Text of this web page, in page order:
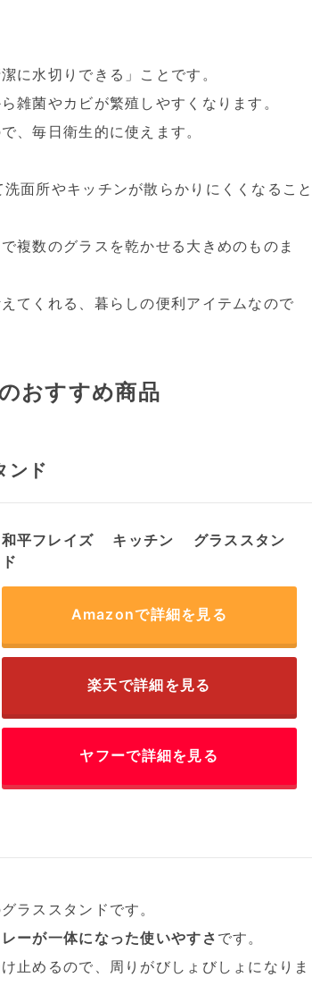
に水切りできる」ことです。
雑菌やカビが繁殖しやすくなります。
、毎日衛生的に使えます。
面所やキッチンが散らかりにくくなること
複数のグラスを乾かせる大きめのものま
てくれる、暮らしの便利アイテムなので
おすすめ商品
ド
和平フレイズ キッチン グラススタン
ド
Amazonで詳細を見る
楽天で詳細を見る
ヤフーで詳細を見る
ラススタンドです。
ーが一体になった使いやすさ です。
止めるので、周りがびしょびしょになりま